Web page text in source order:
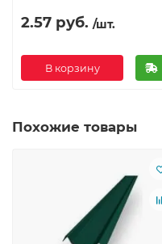
2.57 руб. /шт.
В корзину
Похожие товары